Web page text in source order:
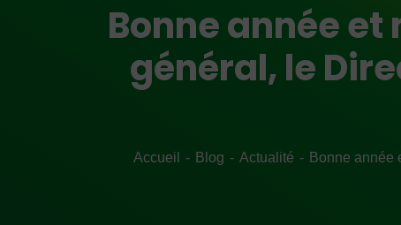
Bonne année
général, le
Accueil Blog Actualité Bonne année